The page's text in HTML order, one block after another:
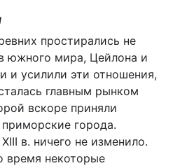
простирались не
южного мира, Цейлона и
и усилили эти отношения,
главным рынком
вскоре приняли
города.
в. ничего не изменило.
время некоторые